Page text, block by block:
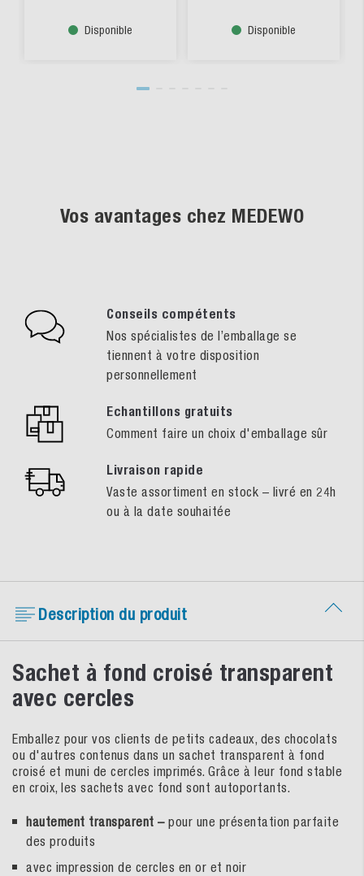
Disponible Disponible
Vos avantages chez MEDEWO
Conseils compétents
Nos spécialistes de l’emballage se
tiennent à votre disposition
personnellement
Echantillons gratuits
Comment faire un choix d'emballage sûr
Livraison rapide
Vaste assortiment en stock – livré en 24h
ou à la date souhaitée
Description du produit
Sachet à fond croisé transparent
avec cercles
Emballez pour vos clients de petits cadeaux, des chocolats
ou d'autres contenus dans un sachet transparent à fond
croisé et muni de cercles imprimés. Grâce à leur fond stable
en croix, les sachets avec fond sont autoportants.
hautement transparent – pour une présentation parfaite
des produits
avec impression de cercles en or et noir